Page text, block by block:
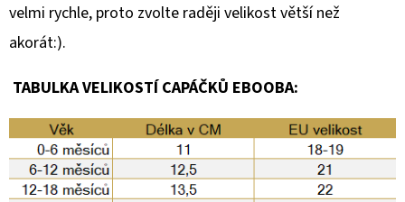
velmi rychle, proto zvolte raději velikost větší než
akorát:).
TABULKA VELIKOSTÍ CAPÁČKŮ EBOOBA: